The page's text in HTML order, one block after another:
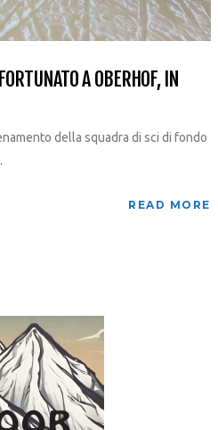
A OBERHOF, IN
della squadra di sci di fondo
READ MORE